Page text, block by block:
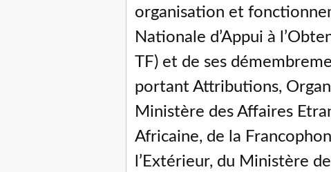
organisation et
Nationale d’Appui à
TF) et de ses
portant Attributions,
Ministère des Affaires
Africaine, de la
l’Extérieur, du Ministère